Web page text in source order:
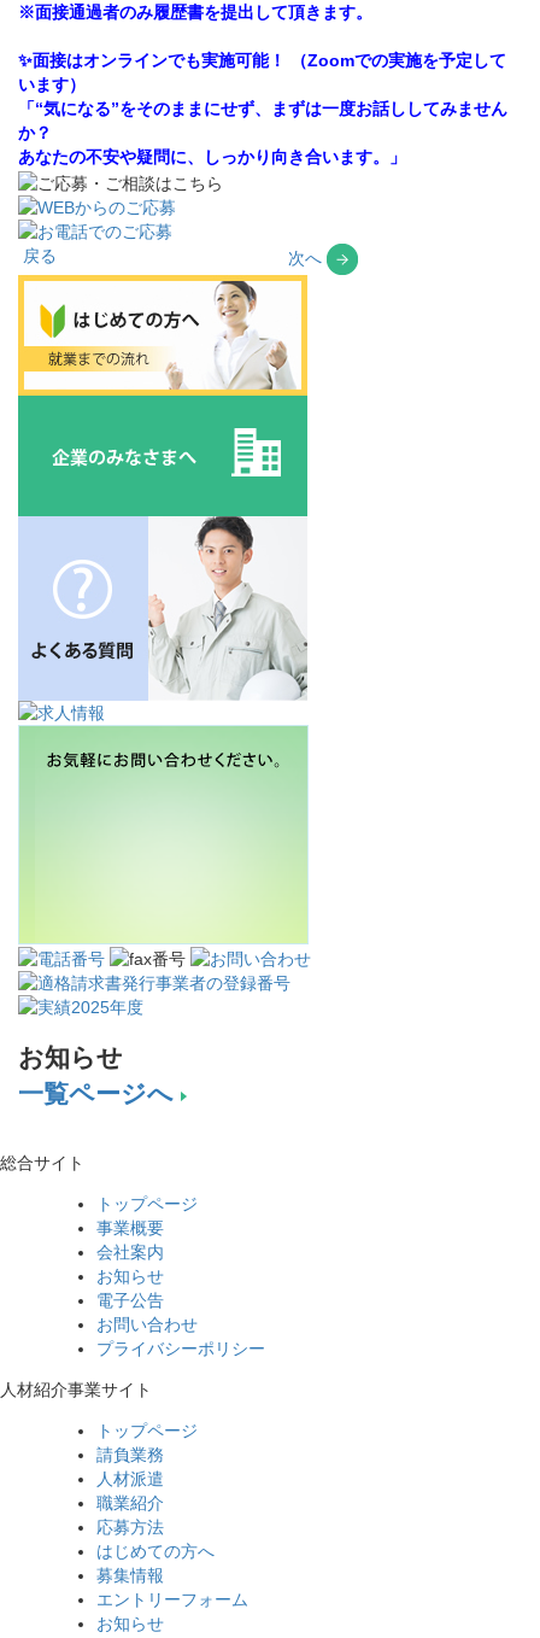
※面接通過者のみ履歴書を提出して頂きます。
✨面接はオンラインでも実施可能！ （Zoomでの実施を予定して
います）
「“気になる”をそのままにせず、まずは一度お話ししてみません
か？
あなたの不安や疑問に、しっかり向き合います。」
戻る 次へ
お知らせ
一覧ページへ
総合サイト
トップページ
事業概要
会社案内
お知らせ
電子公告
お問い合わせ
プライバシーポリシー
人材紹介事業サイト
トップページ
請負業務
人材派遣
職業紹介
応募方法
はじめての方へ
募集情報
エントリーフォーム
お知らせ